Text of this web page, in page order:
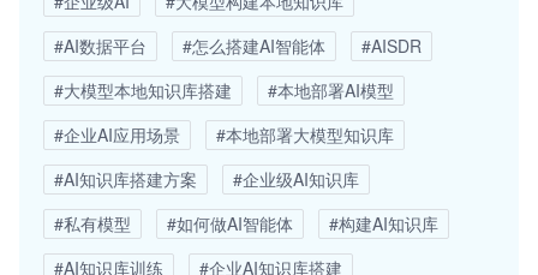
#AI数据平台
#怎么搭建AI智能体
#AISDR
#大模型本地知识库搭建
#本地部署AI模型
#企业AI应用场景
#本地部署大模型知识库
#AI知识库搭建方案
#企业级AI知识库
#私有模型
#如何做AI智能体
#构建AI知识库
#AI知识库训练
#企业AI知识库搭建